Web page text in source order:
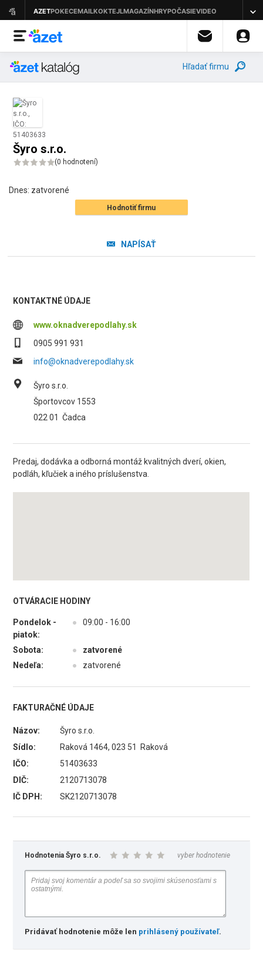
Hľadať firmu
Šyro s.r.o.
(0 hodnotení)
Dnes: zatvorené
Hodnotiť firmu
NAPÍSAŤ
KONTAKTNÉ ÚDAJE
www.oknadverepodlahy.sk
0905 991 931
info@oknadverepodlahy.sk
Šyro s.r.o.
Športovcov 1553
022 01 Čadca
Predaj, dodávka a odborná montáž kvalitných dverí, okien,
podláh, kľučiek a iného príslušenstva.
OTVÁRACIE HODINY
Pondelok -
piatok:
● 09:00 - 16:00
Sobota: ●
zatvorené
Nedeľa:
● zatvorené
FAKTURAČNÉ ÚDAJE
Názov:
Šyro s.r.o.
Sídlo:
Raková 1464, 023 51 Raková
IČO:
51403633
DIČ:
2120713078
IČ DPH:
SK2120713078
Hodnotenia Šyro s.r.o. vyber hodnotenie
Pridávať hodnotenie môže len prihlásený používateľ.